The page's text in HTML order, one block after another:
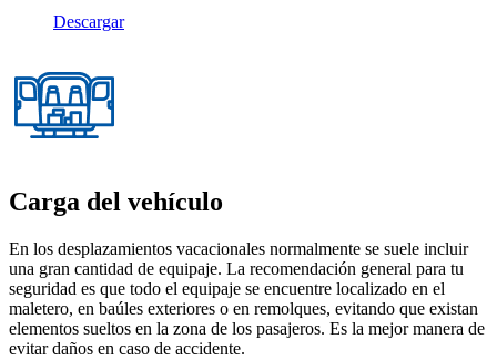
Descargar
Carga del vehículo
En los desplazamientos vacacionales normalmente se suele incluir
una gran cantidad de equipaje. La recomendación general para tu
seguridad es que todo el equipaje se encuentre localizado en el
maletero, en baúles exteriores o en remolques, evitando que existan
elementos sueltos en la zona de los pasajeros. Es la mejor manera de
evitar daños en caso de accidente.